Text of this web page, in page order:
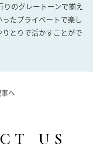
のグレートーンで揃え
たプライベートで楽し
とりで活かすことがで
へ
US